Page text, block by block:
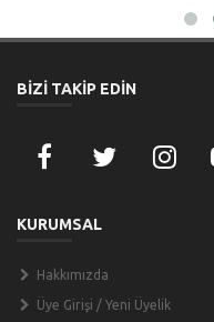
BİZİ TAKİP EDİN
KURUMSAL
Hakkımızda
Üye Girişi / Yeni Üyelik